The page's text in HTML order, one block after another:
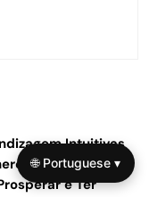
Intuitivas
e Ter
🌐 Portuguese ▾